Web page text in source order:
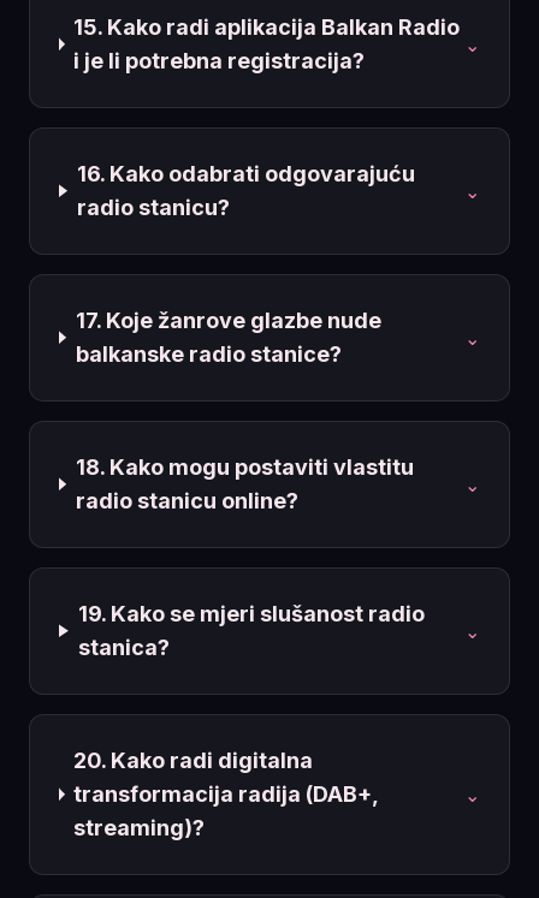
15. Kako radi aplikacija Balkan Radio
i je li potrebna registracija?
⌄
16. Kako odabrati odgovarajuću
radio stanicu?
⌄
17. Koje žanrove glazbe nude
balkanske radio stanice?
⌄
18. Kako mogu postaviti vlastitu
radio stanicu online?
⌄
19. Kako se mjeri slušanost radio
stanica?
⌄
20. Kako radi digitalna
transformacija radija (DAB+,
streaming)?
⌄